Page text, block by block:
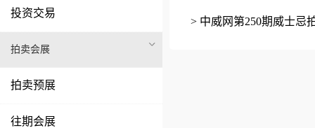
投资交易
拍卖会展
拍卖预展
往期会展
> 中威网第250期威士忌